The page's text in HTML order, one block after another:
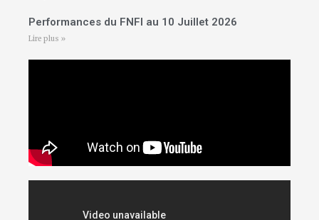
Performances du FNFI au 10 Juillet 2026
Lire plus »